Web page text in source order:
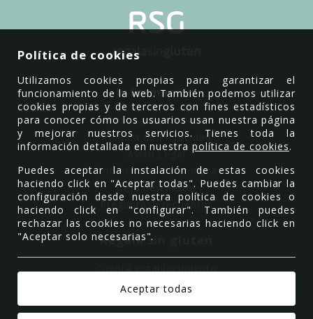
Información
Política de Cookies
Política de Privacidad
Aviso Legal
Condiciones de compra
Baja newsletter
Preguntas Frecuentes
Regala sin gluten
Cuenta establecimiento
Quiénes somos
Política de cookies
Utilizamos cookies propias para garantizar el
funcionamiento de la web. También podemos utilizar
cookies propias y de terceros con fines estadísticos
para conocer cómo los usuarios usan nuestra página
y mejorar nuestros servicios. Tienes toda la
información detallada en nuestrapolítica de cookies.
Puedes aceptar la instalación de estas cookies
haciendo click en "Aceptar todas". Puedes cambiar la
configuración desde nuestra política de cookies o
haciendo click en "configurar". También puedes
rechazar las cookies no necesarias haciendo click en
"Aceptar solo necesarias".